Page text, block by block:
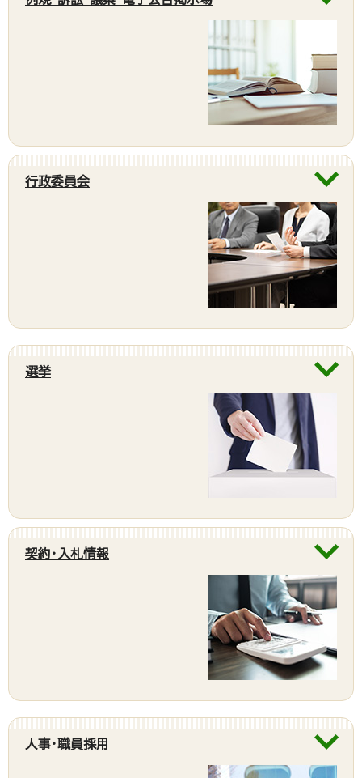
行政委員会
選挙
契約・入札情報
人事・職員採用